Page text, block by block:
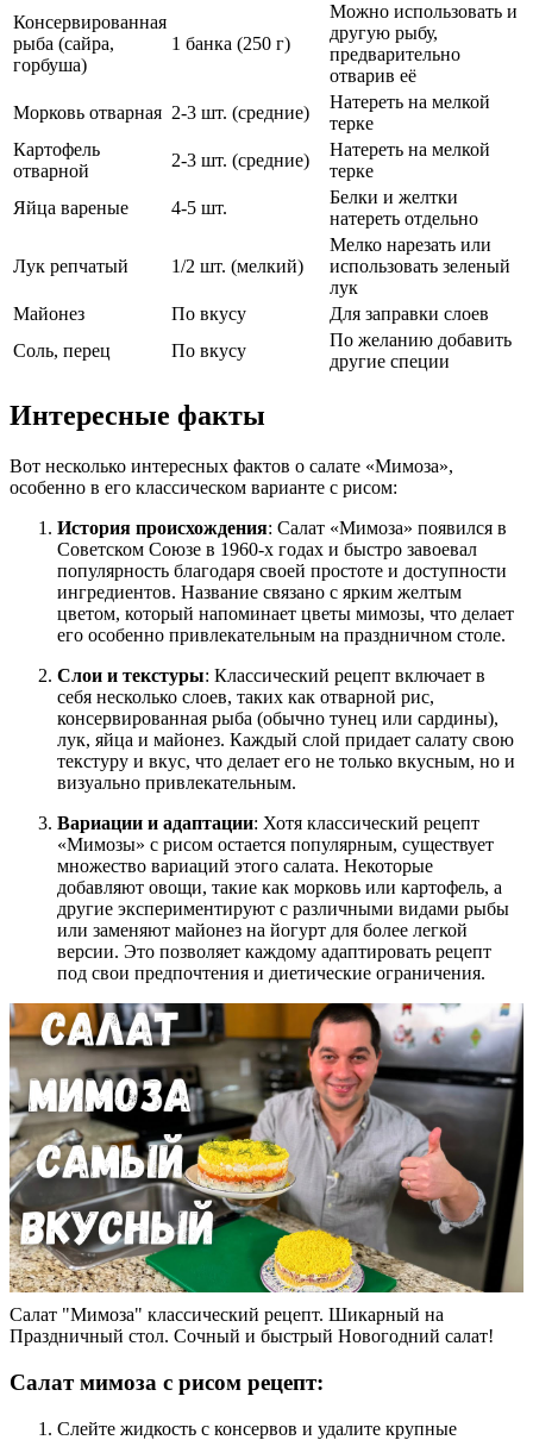
Консервированная
рыба (сайра,
горбуша)
1 банка (250 г)
Можно использовать и
другую рыбу,
предварительно
отварив её
Морковь отварная 2-3 шт. (средние)
Натереть на мелкой
терке
Картофель
отварной
2-3 шт. (средние)
Натереть на мелкой
терке
Яйца вареные
4-5 шт.
Белки и желтки
натереть отдельно
Лук репчатый 1/2 шт. (мелкий)
Мелко нарезать или
использовать зеленый
лук
Майонез
По вкусу
Для заправки слоев
Соль, перец
По вкусу
По желанию добавить
другие специи
Интересные факты
Вот несколько интересных фактов о салате «Мимоза»,
особенно в его классическом варианте с рисом:
История происхождения: Салат «Мимоза» появился в
Советском Союзе в 1960-х годах и быстро завоевал
популярность благодаря своей простоте и доступности
ингредиентов. Название связано с ярким желтым
цветом, который напоминает цветы мимозы, что делает
его особенно привлекательным на праздничном столе.
Слои и текстуры: Классический рецепт включает в
себя несколько слоев, таких как отварной рис,
консервированная рыба (обычно тунец или сардины),
лук, яйца и майонез. Каждый слой придает салату свою
текстуру и вкус, что делает его не только вкусным, но и
визуально привлекательным.
Вариации и адаптации: Хотя классический рецепт
«Мимозы» с рисом остается популярным, существует
множество вариаций этого салата. Некоторые
добавляют овощи, такие как морковь или картофель, а
другие экспериментируют с различными видами рыбы
или заменяют майонез на йогурт для более легкой
версии. Это позволяет каждому адаптировать рецепт
под свои предпочтения и диетические ограничения.
Салат "Мимоза" классический рецепт. Шикарный на
Праздничный стол. Сочный и быстрый Новогодний салат!
Салат мимоза с рисом рецепт:
Слейте жидкость с консервов и удалите крупные